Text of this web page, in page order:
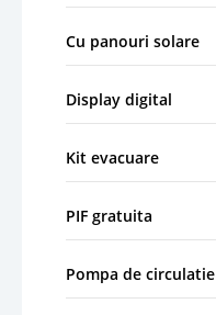
Cu panouri solare
Display digital
Kit evacuare
PIF gratuita
Pompa de circulatie